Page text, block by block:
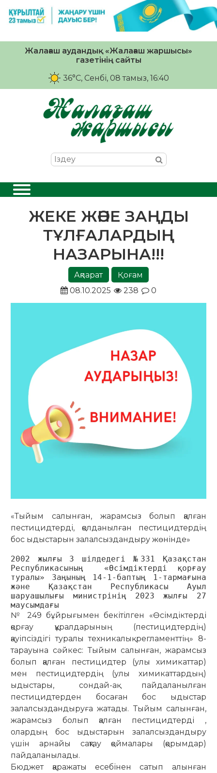
Жалағаш аудандық «Жалағаш жаршысы»
газетінің сайты
36°C, Сенбі, 08 тамыз, 16:40
ЖЕКЕ ЖӘНЕ ЗАҢДЫ
ТҰЛҒАЛАРДЫҢ
НАЗАРЫНА!!!
Ақпарат
Қоғам
08.10.2025
238 0
«Тыйым салынған, жарамсыз болып қалған
пестицидтерді, қолданылған пестицидтердің
бос ыдыстарын залалсыздандыру жөнінде»
2002 жылғы 3 шілдедегі №331 Қазақстан
Республикасының  «Өсімдіктерді қорғау
туралы» Заңының 14-1-баптың 1-тармағына
және Қазақстан Республикасы Ауыл
шаруашылығы министрінің 2023 жылғы 27
маусымдағы
№ 249 бұйрығымен бекітілген «Өсімдіктерді
қорғау құралдарының (пестицидтердің)
қауіпсіздігі туралы техникалық регламенттің» 8-
тарауына сәйкес: Тыйым салынған, жарамсыз
болып қалған пестицидтер (улы химикаттар)
мен пестицидтердің (улы химикаттардың)
ыдыстары, сондай-ақ пайдаланылған
пестицидтерден босаған бос ыдыстар
залалсыздандыруға жатады. Тыйым салынған,
жарамсыз болып қалған пестицидтерді ,
олардың бос ыдыстарын залалсыздандыру
үшін арнайы сақтау қоймалары (қорымдар)
пайдаланылады.
Бюджет қаражаты есебінен сатып алынған